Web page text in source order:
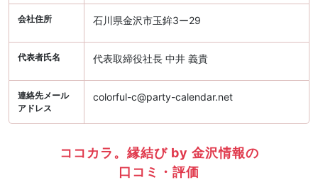
会社住所 石川県金沢市玉鉾3ー29
代表者氏名 代表取締役社長 中井 義貴
連絡先メール
アドレス
colorful-c@party-calendar.net
ココカラ。縁結び by 金沢情報の
口コミ・評価